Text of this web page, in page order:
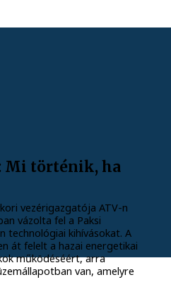
Mi történik, ha
vezérigazgatója ATV-n
vázolta fel a Paksi
kihívásokat. A
át felelt a hazai energetikai
működéséért, arra
van, amelyre